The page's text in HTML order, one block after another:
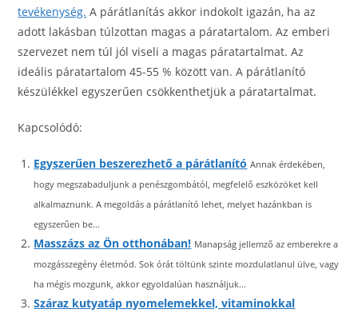
tevékenység. A párátlanítás akkor indokolt igazán, ha az
adott lakásban túlzottan magas a páratartalom. Az emberi
szervezet nem túl jól viseli a magas páratartalmat. Az
ideális páratartalom 45-55 % között van. A párátlanító
készülékkel egyszerűen csökkenthetjük a páratartalmat.
Kapcsolódó:
Egyszerűen beszerezhető a párátlanító Annak érdekében,
hogy megszabaduljunk a penészgombától, megfelelő eszközöket kell
alkalmaznunk. A megoldás a párátlanító lehet, melyet hazánkban is
egyszerűen be...
Masszázs az Ön otthonában! Manapság jellemző az emberekre a
mozgásszegény életmód. Sok órát töltünk szinte mozdulatlanul ülve, vagy
ha mégis mozgunk, akkor egyoldalúan használjuk...
Száraz kutyatáp nyomelemekkel, vitaminokkal